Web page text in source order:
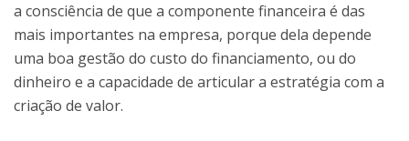
a consciência de que a componente financeira é das
mais importantes na empresa, porque dela depende
uma boa gestão do custo do financiamento, ou do
dinheiro e a capacidade de articular a estratégia com a
criação de valor.